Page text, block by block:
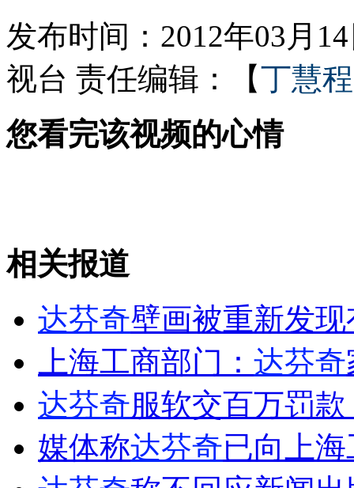
野生白海豚受伤迷路游入佛山内河
无痛分娩是否安全 医生回应
外交部：反对强权政治霸凌主义
外交部：有关国家言论片面不公正
发布时间：2012年03月
视台 责任编辑：【丁慧程
您看完该视频的心情
相关报道
达芬奇壁画被重新发
上海工商部门： 达芬奇
达芬奇服软交百万罚
媒体称达芬奇已向上